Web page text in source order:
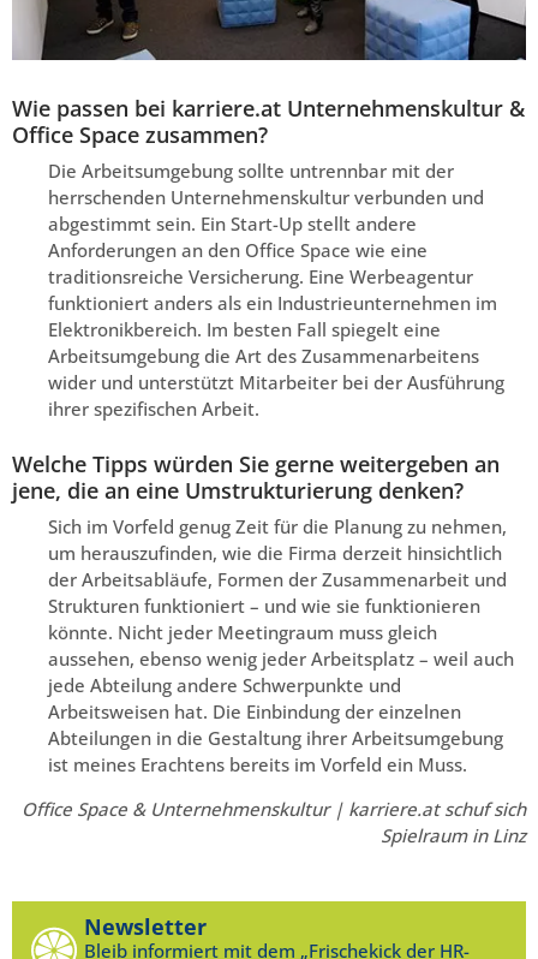
Wie passen bei karriere.at Unternehmenskultur &
Office Space zusammen?
Die Arbeitsumgebung sollte untrennbar mit der
herrschenden Unternehmenskultur verbunden und
abgestimmt sein. Ein Start-Up stellt andere
Anforderungen an den Office Space wie eine
traditionsreiche Versicherung. Eine Werbeagentur
funktioniert anders als ein Industrieunternehmen im
Elektronikbereich. Im besten Fall spiegelt eine
Arbeitsumgebung die Art des Zusammenarbeitens
wider und unterstützt Mitarbeiter bei der Ausführung
ihrer spezifischen Arbeit.
Welche Tipps würden Sie gerne weitergeben an
jene, die an eine Umstrukturierung denken?
Sich im Vorfeld genug Zeit für die Planung zu nehmen,
um herauszufinden, wie die Firma derzeit hinsichtlich
der Arbeitsabläufe, Formen der Zusammenarbeit und
Strukturen funktioniert – und wie sie funktionieren
könnte. Nicht jeder Meetingraum muss gleich
aussehen, ebenso wenig jeder Arbeitsplatz – weil auch
jede Abteilung andere Schwerpunkte und
Arbeitsweisen hat. Die Einbindung der einzelnen
Abteilungen in die Gestaltung ihrer Arbeitsumgebung
ist meines Erachtens bereits im Vorfeld ein Muss.
Office Space & Unternehmenskultur | karriere.at schuf sich
Spielraum in Linz
Newsletter
Bleib informiert mit dem „Frischekick der HR-